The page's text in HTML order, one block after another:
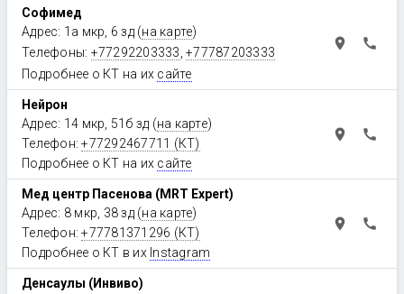
Софимед
Адрес: 1а мкр, 6 зд (на карте)
Телефоны: +77292203333 ,+77787203333
Подробнее о КТ на их сайте
place call
Нейрон
Адрес: 14 мкр, 51б зд (на карте)
Телефон:+77292467711 (КТ)
Подробнее о КТ на их сайте
place call
Мед центр Пасенова (MRT Expert)
Адрес: 8 мкр, 38 зд (на карте)
Телефон:+77781371296 (КТ)
Подробнее о КТ в их Instagram
place call
Денсаулық (Инвиво)